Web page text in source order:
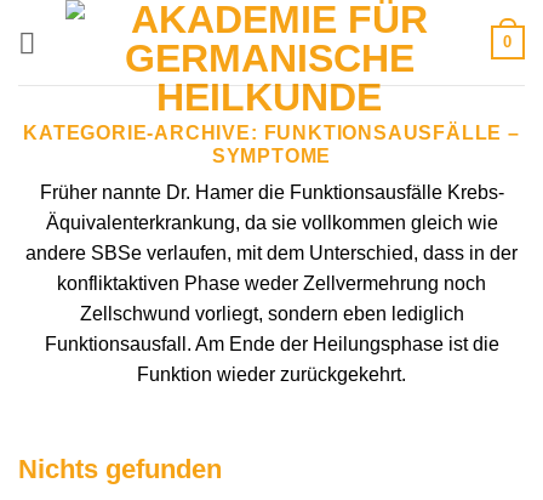
0
KATEGORIE-ARCHIVE: FUNKTIONSAUSFÄLLE –
SYMPTOME
Früher nannte Dr. Hamer die Funktionsausfälle Krebs-
Äquivalenterkrankung, da sie vollkommen gleich wie
andere SBSe verlaufen, mit dem Unterschied, dass in der
konfliktaktiven Phase weder Zellvermehrung noch
Zellschwund vorliegt, sondern eben lediglich
Funktionsausfall. Am Ende der Heilungsphase ist die
Funktion wieder zurückgekehrt.
Nichts gefunden